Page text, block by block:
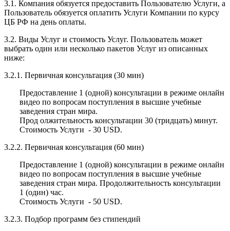
3.1. Компания обязуется предоставить Пользователю Услуги, а
Пользователь обязуется оплатить Услуги Компании по курсу
ЦБ РФ на день оплаты.
3.2. Виды Услуг и стоимость Услуг. Пользователь может
выбрать один или несколько пакетов Услуг из описанных
ниже:
3.2.1. Первичная консультация (30 мин)
Предоставление 1 (одной) консультации в режиме онлайн
видео по вопросам поступления в высшие учебные
заведения стран мира.
Прод олжительность консультации 30 (тридцать) минут.
Стоимость Услуги - 30 USD.
3.2.2. Первичная консультация (60 мин)
Предоставление 1 (одной) консультации в режиме онлайн
видео по вопросам поступления в высшие учебные
заведения стран мира. Продолжительность консультации
1 (один) час.
Стоимость Услуги - 50 USD.
3.2.3. Подбор программ без стипендий